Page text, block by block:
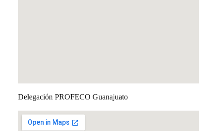
Delegación PROFECO Guanajuato